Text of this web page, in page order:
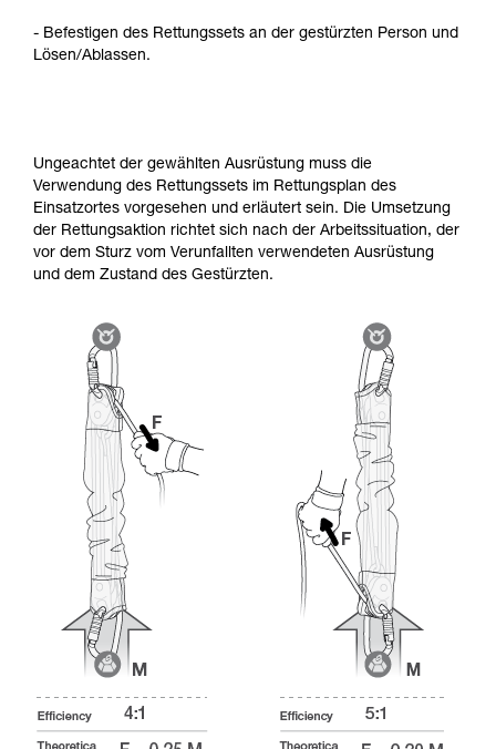
- Befestigen des Rettungssets an der gestürzten Person und
Lösen/Ablassen.
Ungeachtet der gewählten Ausrüstung muss die
Verwendung des Rettungssets im Rettungsplan des
Einsatzortes vorgesehen und erläutert sein. Die Umsetzung
der Rettungsaktion richtet sich nach der Arbeitssituation, der
vor dem Sturz vom Verunfallten verwendeten Ausrüstung
und dem Zustand des Gestürzten.